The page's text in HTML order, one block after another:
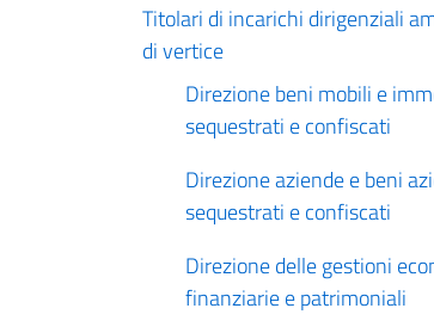
Titolari di incarichi dirigenziali
di vertice
Direzione beni mobili e
sequestrati e confiscati
Direzione aziende e beni
sequestrati e confiscati
Direzione delle gestioni
finanziarie e patrimoniali